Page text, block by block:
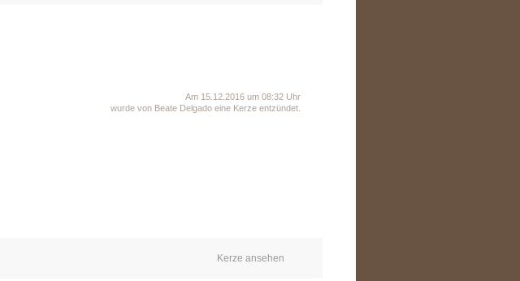
Am 15.12.2016 um 08:32 Uhr
wurde von Beate Delgado eine Kerze entzündet.
Kerze ansehen